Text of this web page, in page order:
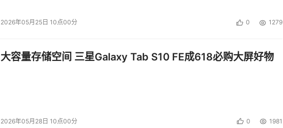
2026年05月25日 10点00分 0 1279
大容量存储空间 三星Galaxy Tab S10 FE成618必购大屏好物
2026年05月28日 10点00分 0 1981